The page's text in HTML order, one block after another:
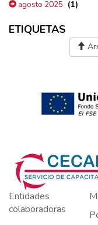
agosto 2025 (1)
ETIQUETAS
Entidades
colaboradoras